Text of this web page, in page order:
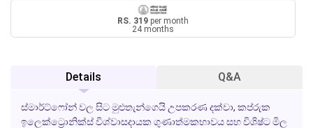
RS. 319 per month
24 months
Details Q&A
ස්මාර්ට්ෆෝන් වල සිට මුළුතැන්ගෙයි උපකරණ දක්වා, කප්රුක
ඉලෙක්ට්‍රොනික්ස් විශ්වාසදායක ගුණාත්මකභාවය සහ විශිෂ්ට මිල